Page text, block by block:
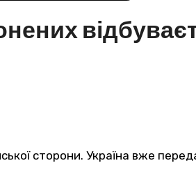
сторони. Україна вже